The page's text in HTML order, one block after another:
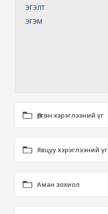
ЭГЭЛТ
ЭГЭМ
Өргөн хэрэглээний үг
Явцуу хэрэглээний үг
Аман зохиол